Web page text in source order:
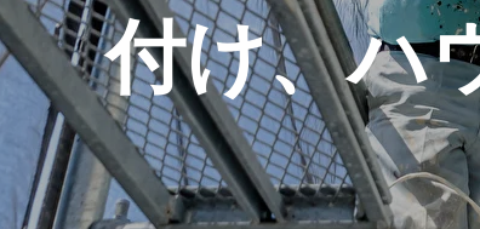
工事例
問い合わせからの流れ
付け、ハ